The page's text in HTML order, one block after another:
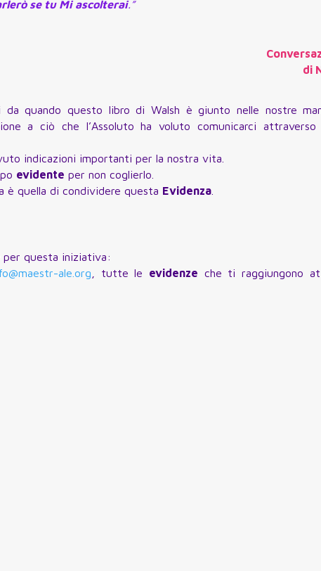
se tu Mi ascolterai.”
di
da quando questo libro di Walsh è giunto nelle nostre
a ciò che l’Assoluto ha voluto comunicarci
indicazioni importanti per la nostra vita.
evidente per non coglierlo.
è quella di condividere questa Evidenza
per questa iniziativa:
ale.org , tutte le evidenze che ti raggiungono